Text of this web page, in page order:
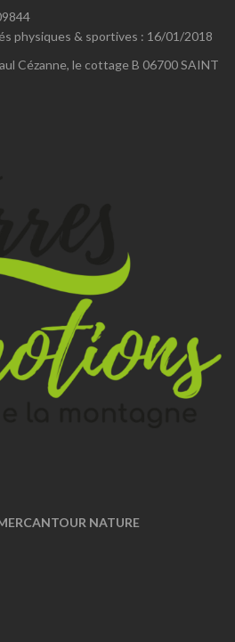
physiques & sportives : 16/01/2018
Cézanne, le cottage B 06700 SAINT
NATURE